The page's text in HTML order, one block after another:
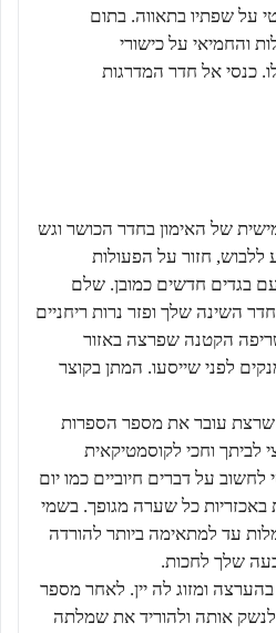
על שפתיו בתאווה. בתום
והחמיאי על כישורי
כנסי אל חדר המדרגות
של האימון בחדר הכושר וגש
חזור על הפעולות
בגדים חדשים כמובן. שלם
השינה שלך ופזר נרות ריחניים
הקטנה שפרצה באזור
לפני שייסעו. המתן בקוצר
שרצת עובר את מספר הספרות
לביתך וחכי לקוסמטיקאית
על דברים חיוביים כמו יום
כל שערה מגופך. בשמי
עד למתאימה ביותר להורדה
שלך לחכות.
ומזוג לה יין. לאחר מספר
אותה ולהוריד את שמלתה